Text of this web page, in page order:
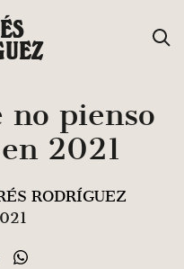
no pienso
2021
RODRÍGUEZ